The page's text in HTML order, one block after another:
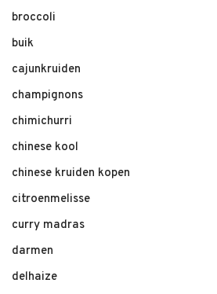
broccoli
buik
cajunkruiden
champignons
chimichurri
chinese kool
chinese kruiden kopen
citroenmelisse
curry madras
darmen
delhaize